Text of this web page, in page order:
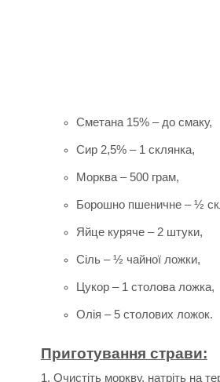
Сметана 15% – до смаку,
Сир 2,5% – 1 склянка,
Морква – 500 грам,
Борошно пшеничне – ½
Яйце куряче – 2 штуки,
Сіль – ½ чайної ложки,
Цукор – 1 столова ложка,
Олія – 5 столових ложок.
Приготування страви:
1. Очистіть моркву, натріть на